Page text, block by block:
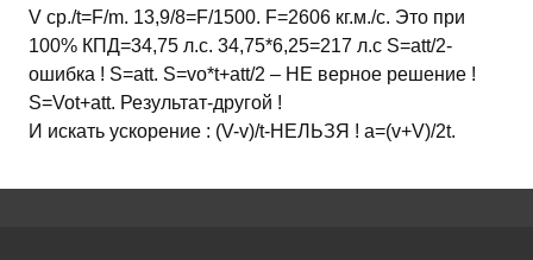
V ср./t=F/m. 13,9/8=F/1500. F=2606 кг.м./с. Это при
100% КПД=34,75 л.с. 34,75*6,25=217 л.с S=att/2-
ошибка ! S=att. S=vo*t+att/2 – НЕ верное решение !
S=Vot+att. Результат-другой !
И искать ускорение : (V-v)/t-НЕЛЬЗЯ ! a=(v+V)/2t.